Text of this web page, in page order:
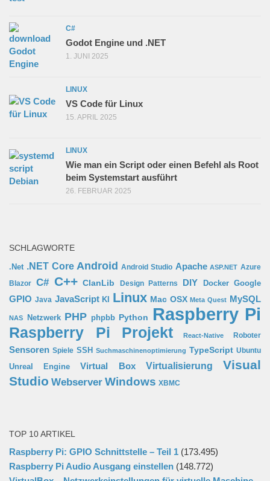
C#
Godot Engine und .NET
1. JUNI 2025
LINUX
VS Code für Linux
15. APRIL 2025
LINUX
Wie man ein Script oder einen Befehl als Root
beim Systemstart ausführt
26. FEBRUAR 2025
SCHLAGWORTE
.Net .NET Core Android Android Studio Apache ASP.NET Azure
Blazor C# C++ ClanLib Design Patterns DIY Docker Google
GPIO Java JavaScript KI Linux Mac OSX Meta Quest MySQL
NAS Netzwerk PHP phpbb Python Raspberry Pi
Raspberry Pi Projekt React-Native Roboter
Sensoren Spiele SSH Suchmaschinenoptimierung TypeScript Ubuntu
Unreal Engine
Virtual Box Virtualisierung
Visual
Studio Webserver Windows XBMC
TOP 10 ARTIKEL
Raspberry Pi: GPIO Schnittstelle – Teil 1 (173.495)
Raspberry Pi Audio Ausgang einstellen (148.772)